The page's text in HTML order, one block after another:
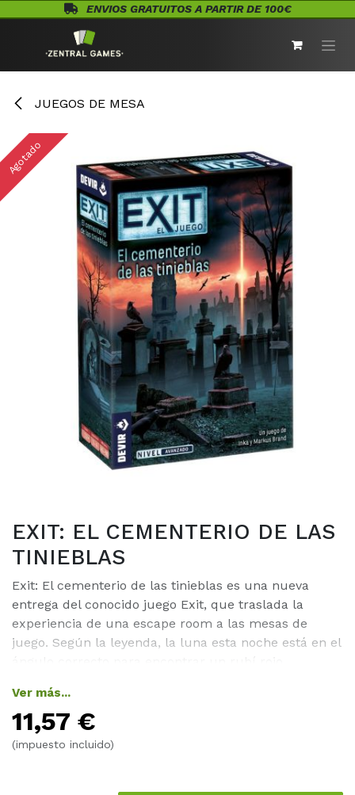
Ir al contenidoENVIOS GRATUITOS A PARTIR DE 100€
JUEGOS DE MESA
Agotado
EXIT: EL CEMENTERIO DE LAS
TINIEBLAS
Exit: El cementerio de las tinieblas es una nueva
entrega del conocido juego Exit, que traslada la
experiencia de una escape room a las mesas de
juego. Según la leyenda, la luna esta noche está en el
Wreston. Nadie ha logrado encontrarlo todavía.
¿Podréis conseguir hallarla esta noche?
Ver más...
11,57 €
(impuesto incluido)